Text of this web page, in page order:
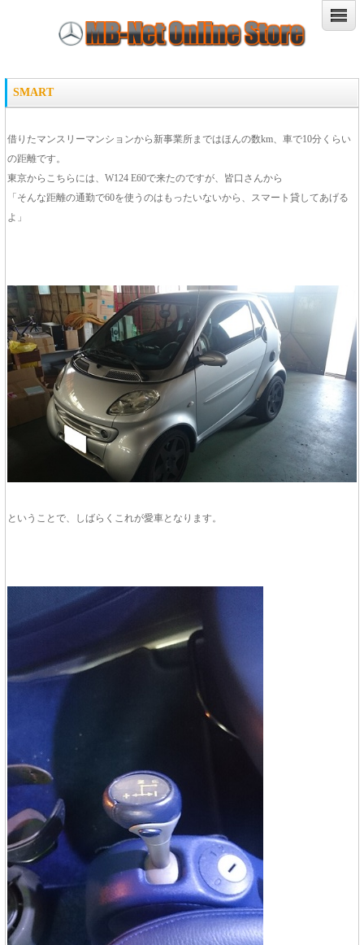
SMART
借りたマンスリーマンションから新事業所まではほんの数km、車で10分くらい
の距離です。
東京からこちらには、W124 E60で来たのですが、皆口さんから
「そんな距離の通勤で60を使うのはもったいないから、スマート貸してあげる
よ」
ということで、しばらくこれが愛車となります。